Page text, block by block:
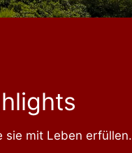
sie mit Leben erfüllen.